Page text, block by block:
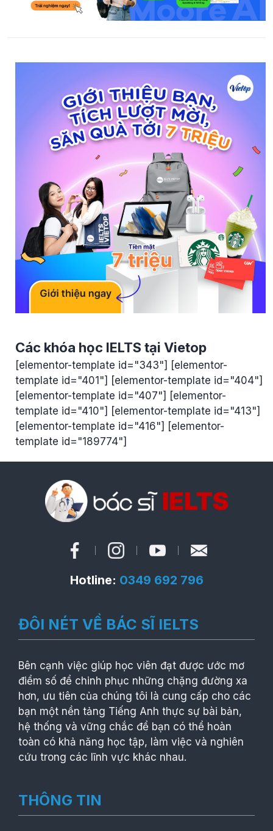
Các khóa học IELTS tại Vietop
[elementor-template id="343"] [elementor-
template id="401"] [elementor-template id="404"]
[elementor-template id="407"] [elementor-
template id="410"] [elementor-template id="413"]
[elementor-template id="416"] [elementor-
template id="189774"]
Hotline: 0349 692 796
ĐÔI NÉT VỀ BÁC SĨ IELTS
Bên cạnh việc giúp học viên đạt được ước mơ
điểm số để chinh phục những chặng đường xa
hơn, ưu tiên của chúng tôi là cung cấp cho các
bạn một nền tảng Tiếng Anh thực sự bài bản,
hệ thống và vững chắc để bạn có thể hoàn
toàn có khả năng học tập, làm việc và nghiên
cứu trong các lĩnh vực khác nhau.
THÔNG TIN